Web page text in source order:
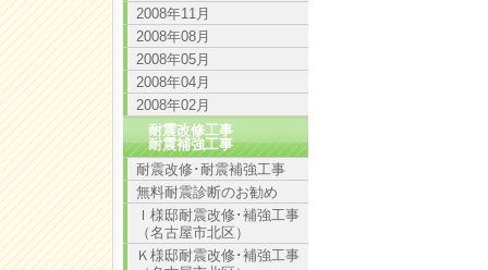
2008年11月
2008年08月
2008年05月
2008年04月
2008年02月
耐震改修工事
耐震補強工事
耐震改修･耐震補強工事
無料耐震診断のお勧め
Ｉ様邸耐震改修･補強工事
（名古屋市北区）
Ｋ様邸耐震改修･補強工事